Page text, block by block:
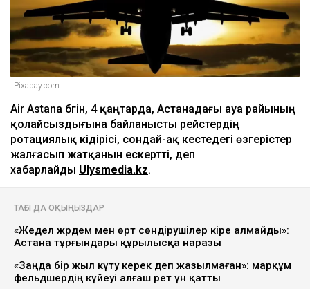
Pixabay.com
Air Astana бүгін, 4 қаңтарда, Астанадағы ауа райының
қолайсыздығына байланысты рейстердің
ротациялық кідірісі, сондай-ақ кестедегі өзгерістер
жалғасып жатқанын ескертті, деп
хабарлайды Ulysmedia.kz.
ТАҒЫ ДА ОҚЫҢЫЗДАР
«Жедел жәрдем мен өрт сөндірушілер кіре алмайды»:
Астана тұрғындары құрылысқа наразы
«Заңда бір жыл күту керек деп жазылмаған»: марқұм
фельдшердің күйеуі алғаш рет үн қатты